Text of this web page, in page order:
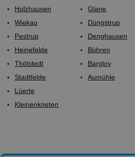
Holzhausen
Wiekau
Pestrup
Heinefelde
Thölstedt
Stadtfelde
Lüerte
Kleinenkneten
Glane
Düngstrup
Denghausen
Bühren
Bargloy
Aumühle